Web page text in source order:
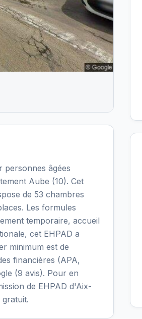
personnes âgées
Aube (10). Cet
de 53 chambres
Les formules
temporaire, accueil
cet EHPAD a
minimum est de
financières (APA,
(9 avis). Pour en
de EHPAD d'Aix-